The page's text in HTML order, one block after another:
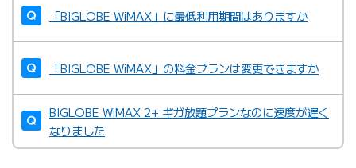
「BIGLOBE WiMAX」に最低利用期間はありますか
「BIGLOBE WiMAX」の料金プランは変更できますか
BIGLOBE WiMAX 2+ ギガ放題プランなのに速度が遅く
なりました